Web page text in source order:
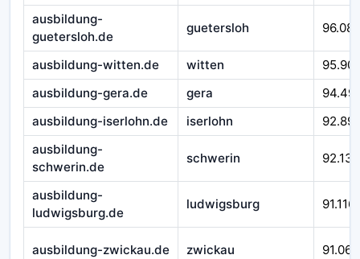
ausbildung-
guetersloh.de
guetersloh 96.085
ausbildung-witten.de witten
ausbildung-gera.de
gera
ausbildung-iserlohn.de
iserlohn
ausbildung-
schwerin.de
schwerin 92.138
ausbildung-
ludwigsburg.de
ludwigsburg 91.116
ausbildung-zwickau.de zwickau 91.066